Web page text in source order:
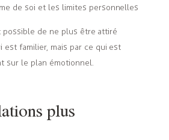
de soi et les limites personnelles
de ne plus être attiré
est familier, mais par ce qui est
sur le plan émotionnel.
plus